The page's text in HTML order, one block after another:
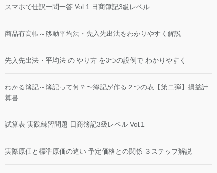
スマホで仕訳一問一答 Vol.1 日商簿記3級レベル
商品有高帳～移動平均法・先入先出法をわかりやすく解説
先入先出法・平均法 の やり方 を3つの設例で わかりやすく
わかる簿記～簿記って何？〜簿記が作る２つの表【第二弾】損益計
算書
試算表 実践練習問題 日商簿記3級レベル Vol.1
実際原価と標準原価の違い 予定価格との関係 ３ステップ解説